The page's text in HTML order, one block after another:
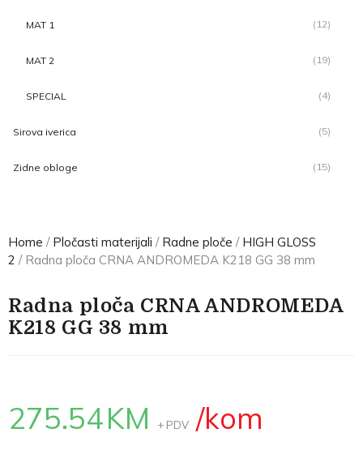
MAT 1 (12)
MAT 2 (19)
SPECIAL (4)
Sirova iverica (5)
Zidne obloge (15)
Home / Pločasti materijali / Radne ploče / HIGH GLOSS
2 / Radna ploča CRNA ANDROMEDA K218 GG 38 mm
Radna ploča CRNA ANDROMEDA
K218 GG 38 mm
275.54KM + PDV /kom